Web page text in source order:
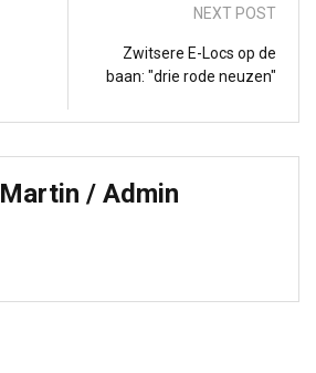
NEXT POST
Zwitsere E-Locs op de
baan: "drie rode neuzen"
Martin / Admin